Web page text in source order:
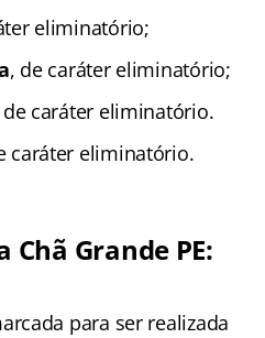
eliminatório;
, de caráter eliminatório;
de caráter eliminatório.
caráter eliminatório.
Chã Grande PE:
para ser realizada